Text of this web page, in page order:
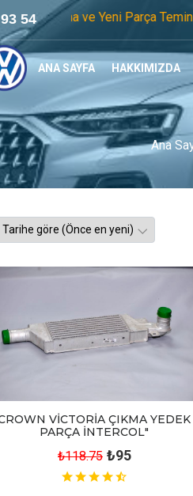
54
Yeni Parça Temini ve
ANA SAYFA HAKKIMIZDA
Ana
VİCTORİA ÇIKMA YEDEK
PARÇA İNTERCOL"
₺118.75 ₺95